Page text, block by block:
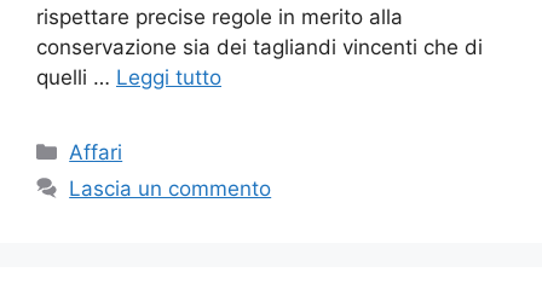
rispettare precise regole in merito alla
conservazione sia dei tagliandi vincenti che di
quelli … Leggi tutto
Categorie
Affari
Lascia un commento